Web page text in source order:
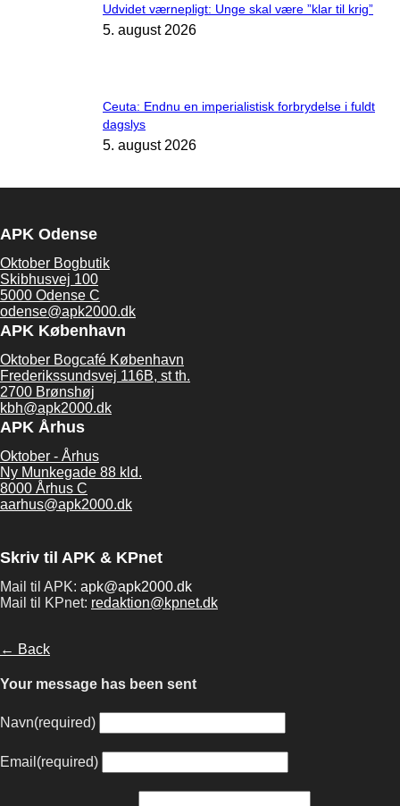
Udvidet værnepligt: Unge skal være ”klar til krig”
5. august 2026
Ceuta: Endnu en imperialistisk forbrydelse i fuldt
dagslys
5. august 2026
APK Odense
Oktober Bogbutik
Skibhusvej 100
5000 Odense C
odense@apk2000.dk
APK København
Oktober Bogcafé København
Frederikssundsvej 116B, st th.
2700 Brønshøj
kbh@apk2000.dk
APK Århus
Oktober - Århus
Ny Munkegade 88 kld.
8000 Århus C
aarhus@apk2000.dk
Skriv til APK & KPnet
Mail til APK: apk@apk2000.dk
Mail til KPnet: redaktion@kpnet.dk
← Back
Your message has been sent
Navn(required)
Email (required)